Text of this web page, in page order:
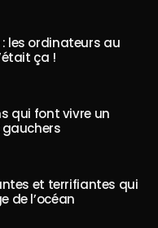
les ordinateurs au
ça !
qui font vivre un
et terrifiantes qui
de l’océan